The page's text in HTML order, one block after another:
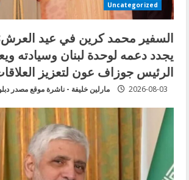
Uncategorized
السفير محمد كرين في عيد
يجدد دعمه لوحدة لبنان وسيادته
الرئيس جوزاف عون لتعزيز العلاقات
مارلين خليفة - ناشرة موقع مصدر 2026-08-03